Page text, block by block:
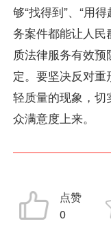
够“找得到”、“用
务案件都能让人
质法律服务有效
定。要坚决反对
轻质量的现象，
众满意度上来。
点赞
0